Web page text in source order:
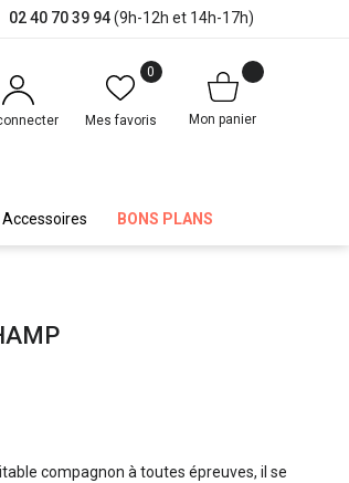
02 40 70 39 94(9h-12h et 14h-17h)
0
Mes favoris Mon panier
Accessoires BONS PLANS
compagnon à toutes épreuves, il se